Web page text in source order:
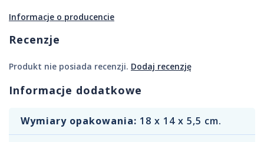
Informacje o producencie
Recenzje
Produkt nie posiada recenzji. Dodaj recenzję
Informacje dodatkowe
Wymiary opakowania: 18 x 14 x 5,5 cm.